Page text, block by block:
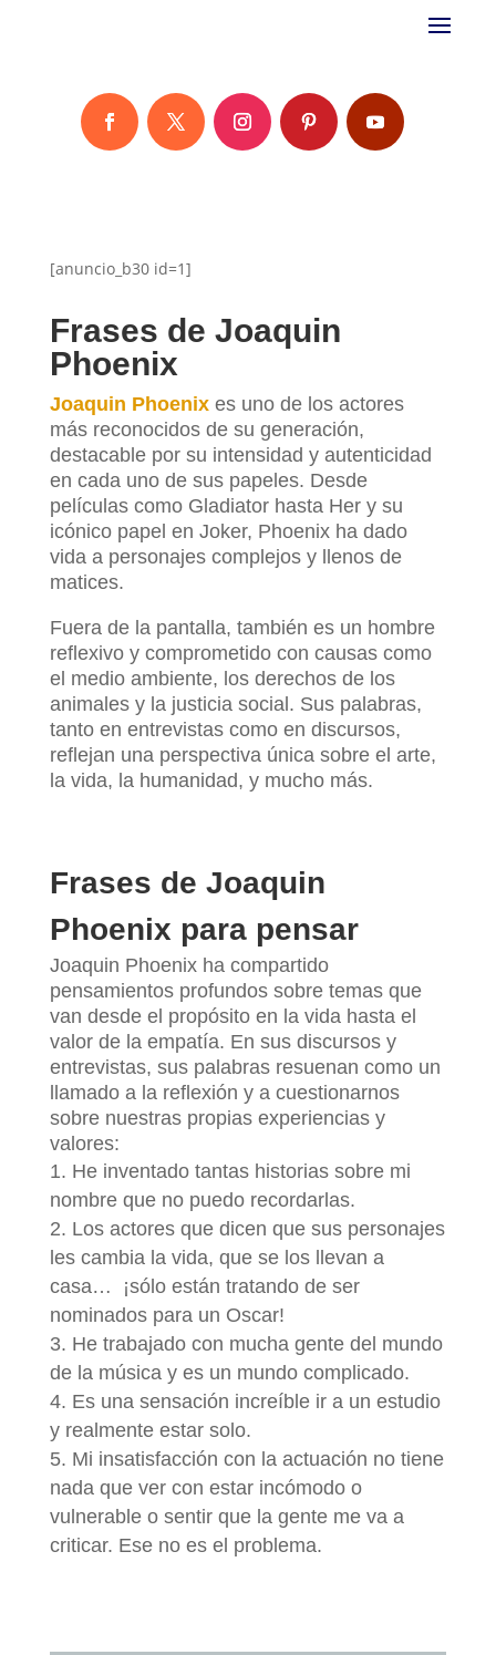
[anuncio_b30 id=1]
Frases de Joaquin
Phoenix
Joaquin Phoenixes uno de los actores
más reconocidos de su generación,
destacable por su intensidad y autenticidad
en cada uno de sus papeles. Desde
películas como Gladiator hasta Her y su
icónico papel en Joker, Phoenix ha dado
vida a personajes complejos y llenos de
matices.
Fuera de la pantalla, también es un hombre
reflexivo y comprometido con causas como
el medio ambiente, los derechos de los
animales y la justicia social. Sus palabras,
tanto en entrevistas como en discursos,
reflejan una perspectiva única sobre el arte,
la vida, la humanidad, y mucho más.
Frases de Joaquin
Phoenix para pensar
Joaquin Phoenix ha compartido
pensamientos profundos sobre temas que
van desde el propósito en la vida hasta el
valor de la empatía. En sus discursos y
entrevistas, sus palabras resuenan como un
llamado a la reflexión y a cuestionarnos
sobre nuestras propias experiencias y
valores:
He inventado tantas historias sobre mi
nombre que no puedo recordarlas.
Los actores que dicen que sus personajes
les cambia la vida, que se los llevan a
casa… ¡sólo están tratando de ser
nominados para un Oscar!
He trabajado con mucha gente del mundo
de la música y es un mundo complicado.
Es una sensación increíble ir a un estudio
y realmente estar solo.
Mi insatisfacción con la actuación no tiene
nada que ver con estar incómodo o
vulnerable o sentir que la gente me va a
criticar. Ese no es el problema.